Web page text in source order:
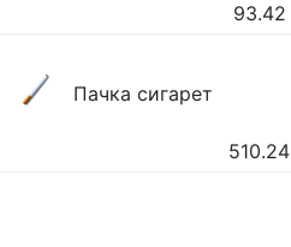
93.42
Пачка сигарет
510.24